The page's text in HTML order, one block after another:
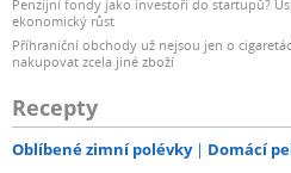
Penzijní fondy jako investoři do startupů?
ekonomický růst
Příhraniční obchody už nejsou jen o
nakupovat zcela jiné zboží
Recepty
Oblíbené zimní polévky Domácí